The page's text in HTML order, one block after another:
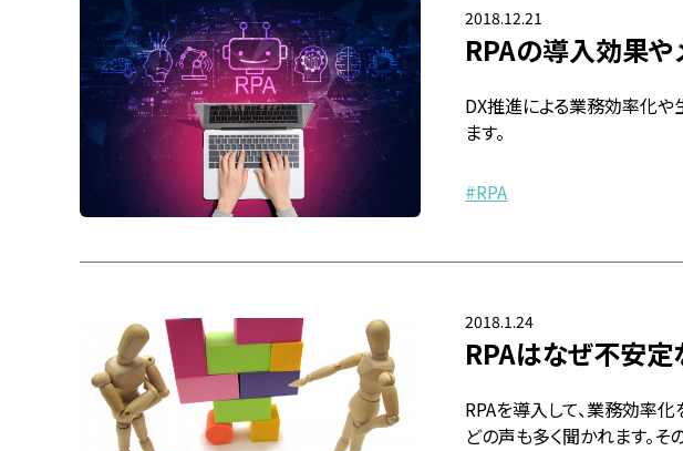
2018.12.21
RPAの導入効果や
DX推進による業務効率化や
ます。
RPA
2018.1.24
RPAはなぜ不安定
RPAを導入して、業務効率化
どの声も多く聞かれます。